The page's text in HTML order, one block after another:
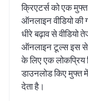
क्रिएटर्स को एक
ऑनलाइन वीडियो की
धीरे बढ़ाव से
ऑनलाइन टूल्स इस
के लिए एक लोकप्रिय
डाउनलोड किए मुफ्त
देता है।